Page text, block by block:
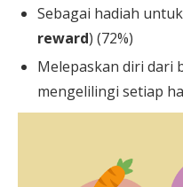
Sebagai hadiah
reward) (72%)
Melepaskan diri dari
mengelilingi setiap